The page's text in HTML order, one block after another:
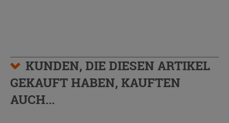
KUNDEN, DIE DIESEN ARTIKEL
GEKAUFT HABEN, KAUFTEN
AUCH...